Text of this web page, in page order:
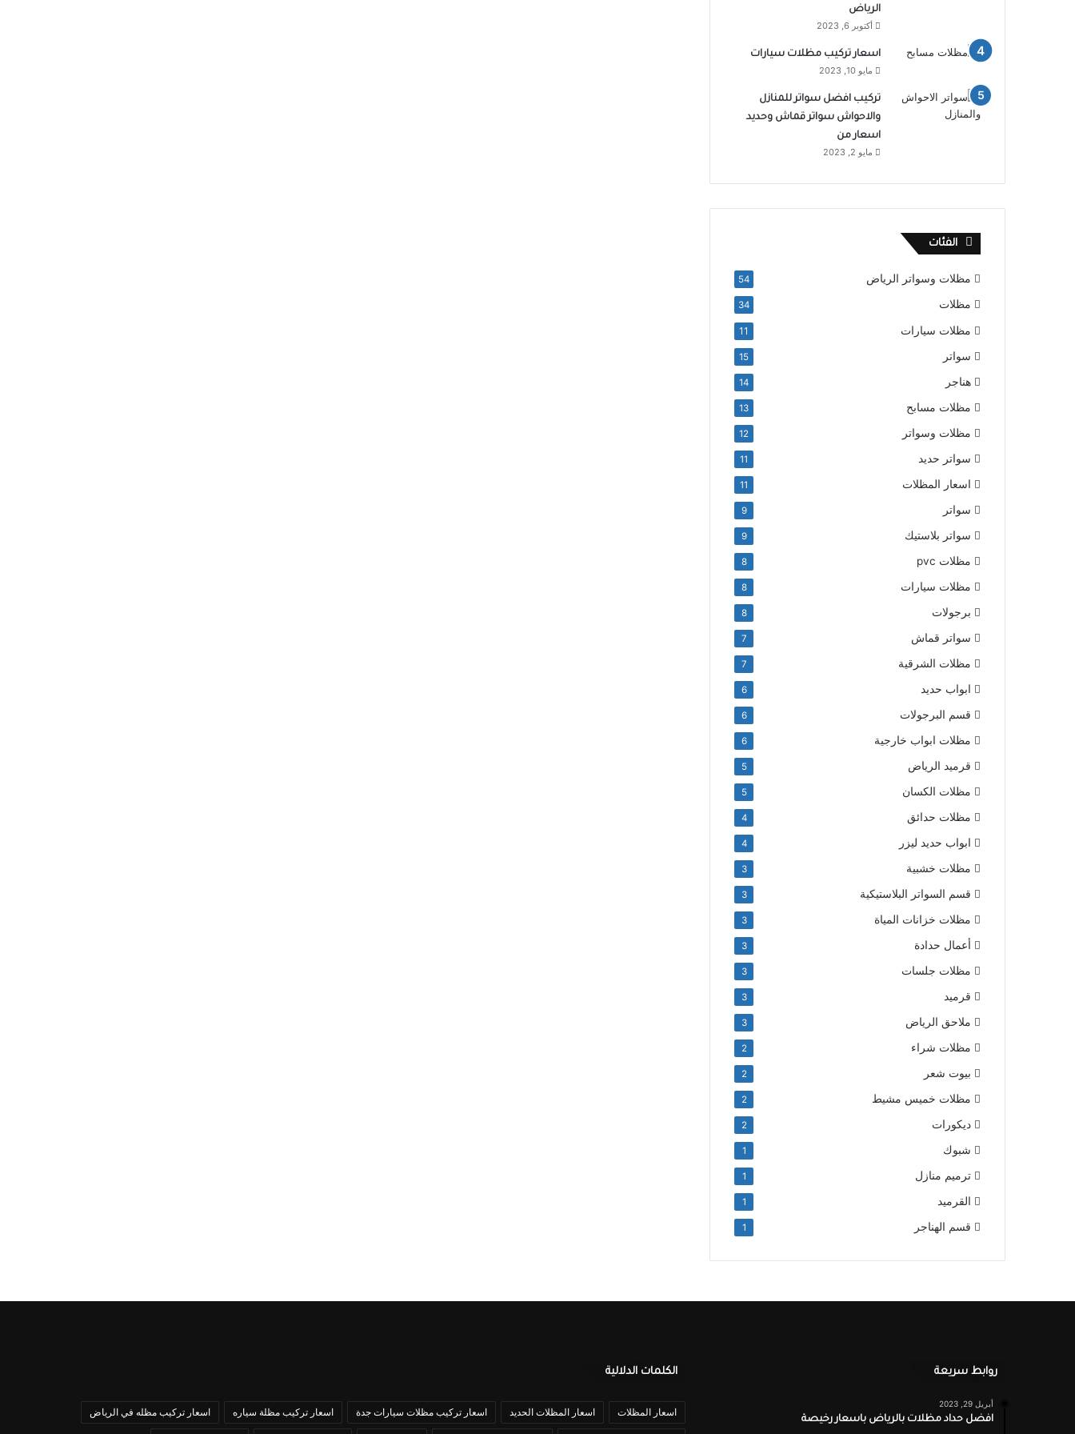
الرياض
أكتوبر 6, 2023
اسعار تركيب مظلات سيارات
مايو 10, 2023
تركيب افضل سواتر للمنازل
والاحواش سواتر قماش وحديد
اسعار من
مايو 2, 2023
الفئات
مظلات وسواتر الرياض 54
مظلات 34
مظلات سيارات 11
سواتر 15
هناجر 14
مظلات مسابح 13
مظلات وسواتر 12
سواتر حديد 11
اسعار المظلات 11
سواتر 9
سواتر بلاستيك 9
مظلات pvc 8
مظلات سيارات 8
برجولات 8
سواتر قماش 7
مظلات الشرقية 7
ابواب حديد 6
قسم البرجولات 6
مظلات ابواب خارجية 6
قرميد الرياض 5
مظلات الكسان 5
مظلات حدائق 4
ابواب حديد ليزر 4
مظلات خشبية 3
قسم السواتر البلاستيكية 3
مظلات خزانات المياة 3
أعمال حدادة 3
مظلات جلسات 3
قرميد 3
ملاحق الرياض 3
مظلات شراء 2
بيوت شعر 2
مظلات خميس مشيط 2
ديكورات 2
شبوك 1
ترميم منازل 1
القرميد 1
قسم الهناجر 1
روابط سريعة
أبريل 29, 2023
افضل حداد مظلات بالرياض باسعار رخيصة
الكلمات الدلالية
اسعار المظلات اسعار المظلات الحديد اسعار تركيب مظلات سيارات جدة اسعار تركيب مظلة سياره اسعار تركيب مظله في الرياض